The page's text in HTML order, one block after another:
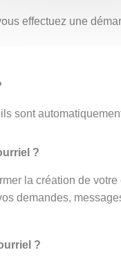
effectuez une
sont
?
la création de
demandes,
?